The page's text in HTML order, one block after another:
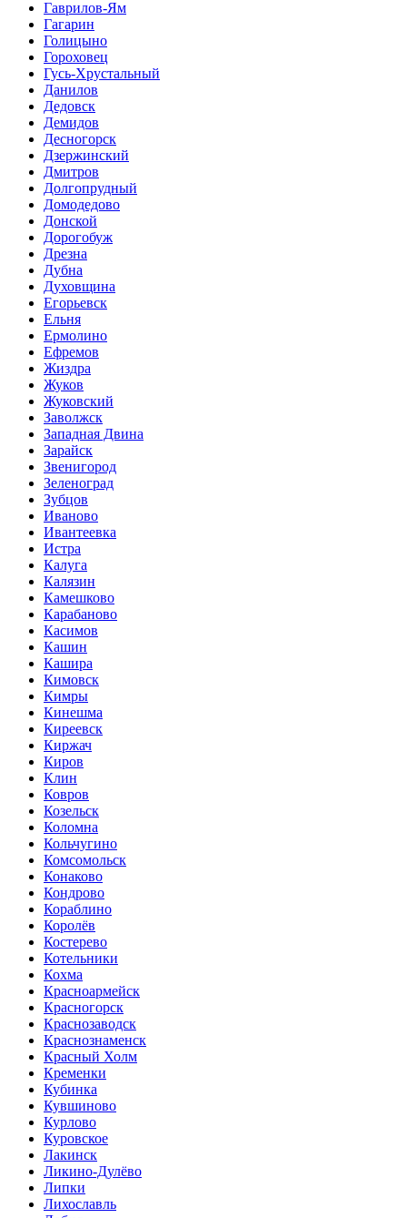
Гаврилов-Ям
Гагарин
Голицыно
Гороховец
Гусь-Хрустальный
Данилов
Дедовск
Демидов
Десногорск
Дзержинский
Дмитров
Долгопрудный
Домодедово
Донской
Дорогобуж
Дрезна
Дубна
Духовщина
Егорьевск
Ельня
Ермолино
Ефремов
Жиздра
Жуков
Жуковский
Заволжск
Западная Двина
Зарайск
Звенигород
Зеленоград
Зубцов
Иваново
Ивантеевка
Истра
Калуга
Калязин
Камешково
Карабаново
Касимов
Кашин
Кашира
Кимовск
Кимры
Кинешма
Киреевск
Киржач
Киров
Клин
Ковров
Козельск
Коломна
Кольчугино
Комсомольск
Конаково
Кондрово
Кораблино
Королёв
Костерево
Котельники
Кохма
Красноармейск
Красногорск
Краснозаводск
Краснознаменск
Красный Холм
Кременки
Кубинка
Кувшиново
Курлово
Куровское
Лакинск
Ликино-Дулёво
Липки
Лихославль